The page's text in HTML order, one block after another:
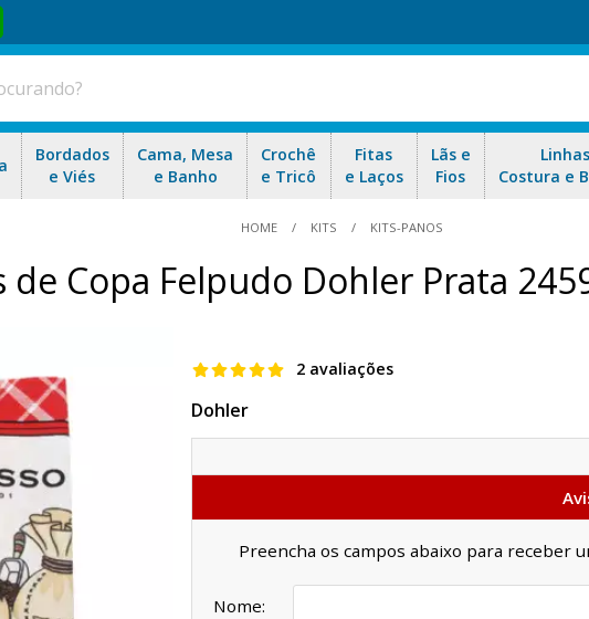
Bordados
e Viés
Cama, Mesa
e Banho
Crochê
e Tricô
Fitas
e Laços
Lãs e
Fios
Costura e
HOME KITS KITS-PANOS
de Copa Felpudo Dohler Prata
2 avaliações
Dohler
Preencha os campos abaixo para receber
Nome: